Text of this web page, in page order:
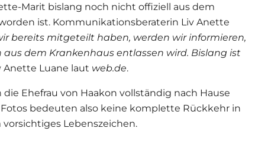
Marit bislang noch nicht offiziell aus dem
ist. Kommunikationsberaterin Liv Anette
bereits mitgeteilt haben, werden wir informieren,
aus dem Krankenhaus entlassen wird. Bislang ist
Anette Luane laut web.de.
Ehefrau von Haakon vollständig nach Hause
bedeuten also keine komplette Rückkehr in
Lebenszeichen.